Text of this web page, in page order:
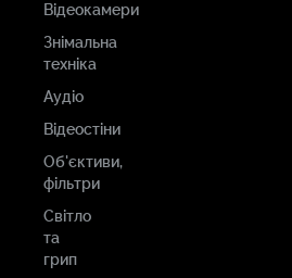
Відеокамери
Знімальна
техніка
Аудіо
Відеостіни
Об'єктиви,
фільтри
Світло
та
грип